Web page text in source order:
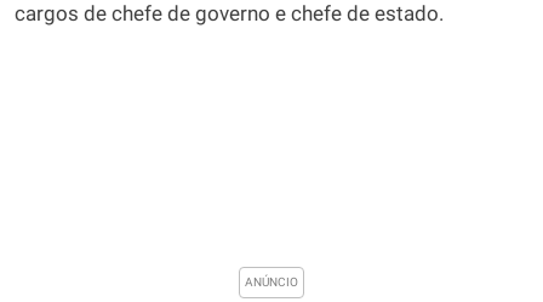
cargos de chefe de governo e chefe de estado.